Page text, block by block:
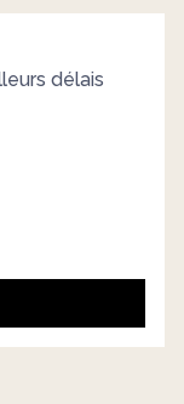
délais